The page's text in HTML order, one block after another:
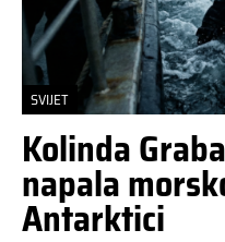
SVIJET
Kolinda
napala
Antarktici